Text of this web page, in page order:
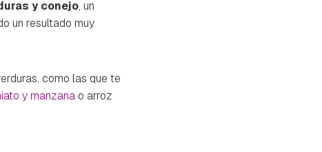
y conejo, un
un resultado muy
como las que te
y manzanao arroz